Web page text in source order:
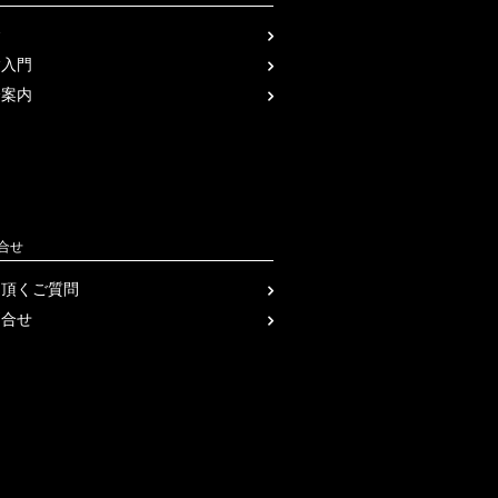
門
内
せ
くご質問
せ